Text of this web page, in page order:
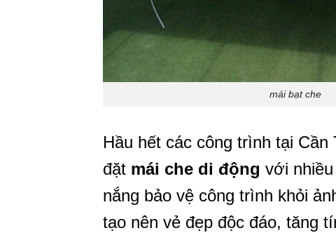
mái bạt che
Hầu hết các công trình tại
đặt mái che di động với
nắng bảo vệ công trình khỏi
tạo nên vẻ đẹp độc đáo, tăng